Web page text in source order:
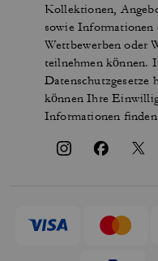
Kollektionen,
sowie Informationen
Wettbewerben oder
teilnehmen können.
Datenschutzgesetze
können Ihre
Informationen